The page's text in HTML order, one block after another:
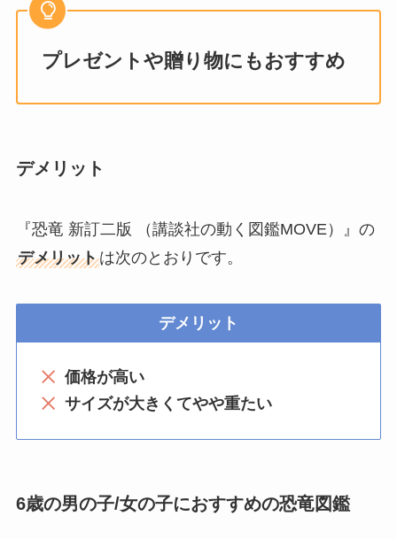
プレゼントや贈り物にもおすすめ
デメリット
『恐竜 新訂二版 （講談社の動く図鑑MOVE）』の
デメリットは次のとおりです。
デメリット
価格が高い
サイズが大きくてやや重たい
6歳の男の子/女の子におすすめの恐竜図鑑